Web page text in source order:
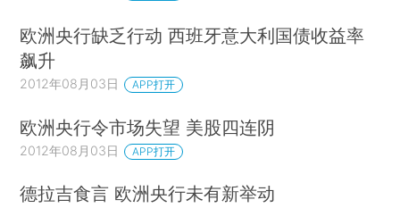
欧洲央行缺乏行动 西班牙意大利国债收益率
飙升
2012年08月03日 APP打开
欧洲央行令市场失望 美股四连阴
2012年08月03日 APP打开
德拉吉食言 欧洲央行未有新举动